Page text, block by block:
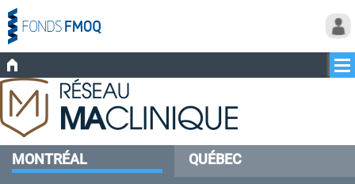
MONTRÉAL QUÉBEC